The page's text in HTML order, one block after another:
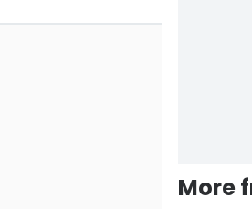
More